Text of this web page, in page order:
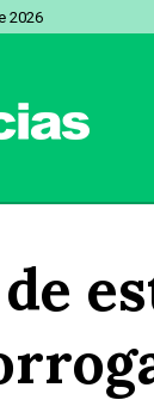
2026